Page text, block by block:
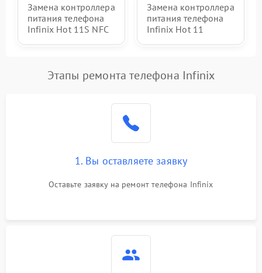
Замена контроллера
питания телефона
Infinix Hot 11S NFC
Замена контроллера
питания телефона
Infinix Hot 11
Этапы ремонта телефона Infinix
1. Вы оставляете заявку
Оставьте заявку на ремонт телефона Infinix